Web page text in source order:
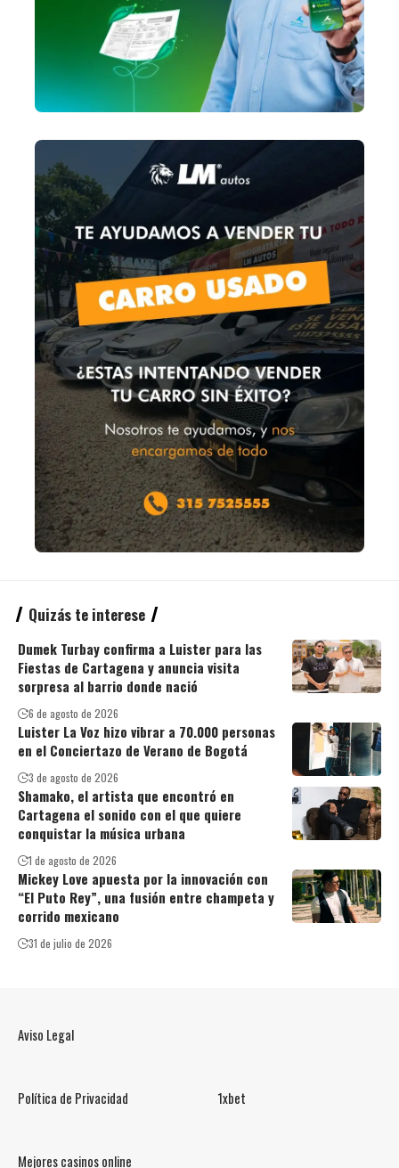
Quizás te interese
Dumek Turbay confirma a Luister para las
Fiestas de Cartagena y anuncia visita
sorpresa al barrio donde nació
6 de agosto de 2026
Luister La Voz hizo vibrar a 70.000 personas
en el Conciertazo de Verano de Bogotá
3 de agosto de 2026
Shamako, el artista que encontró en
Cartagena el sonido con el que quiere
conquistar la música urbana
1 de agosto de 2026
Mickey Love apuesta por la innovación con
“El Puto Rey”, una fusión entre champeta y
corrido mexicano
31 de julio de 2026
Aviso Legal
Política de Privacidad 1xbet
Mejores casinos online